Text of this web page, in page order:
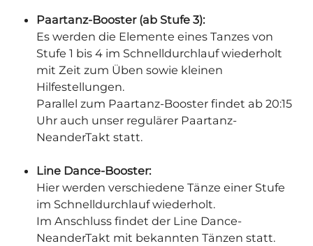
Paartanz-Booster (ab Stufe 3):
Es werden die Elemente eines Tanzes von
Stufe 1 bis 4 im Schnelldurchlauf wiederholt
mit Zeit zum Üben sowie kleinen
Hilfestellungen.
Parallel zum Paartanz-Booster findet ab 20:15
Uhr auch unser regulärer Paartanz-
NeanderTakt statt.
Line Dance-Booster:
Hier werden verschiedene Tänze einer Stufe
im Schnelldurchlauf wiederholt.
Im Anschluss findet der Line Dance-
NeanderTakt mit bekannten Tänzen statt.